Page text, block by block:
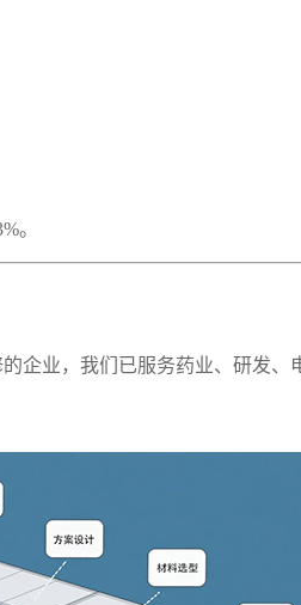
。
企业，我们已服务药业、研发、